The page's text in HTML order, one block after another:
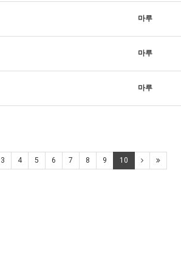
마루
마루
마루
3 4 5 6 7 8 9 10